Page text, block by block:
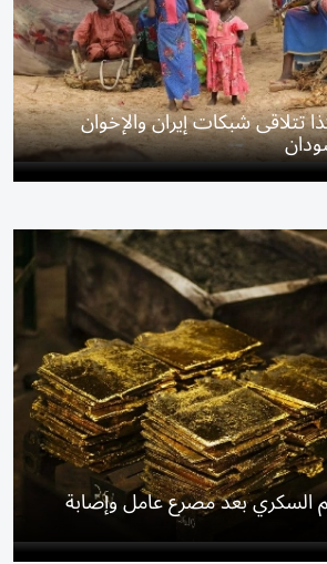
تتلاقى شبكات إيران والإخوان
السكري بعد مصرع عامل وإصابة